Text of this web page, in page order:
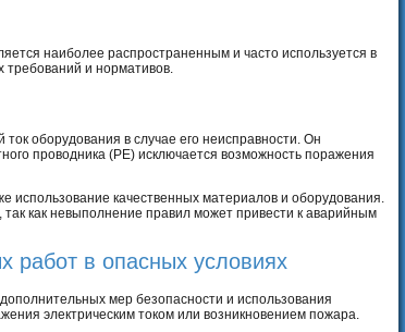
наиболее распространенным и часто используется в
требований и нормативов.
оборудования в случае его неисправности. Он
проводника (PE) исключается возможность поражения
использование качественных материалов и оборудования.
как невыполнение правил может привести к аварийным
работ в опасных условиях
мер безопасности и использования
электрическим током или возникновением пожара.